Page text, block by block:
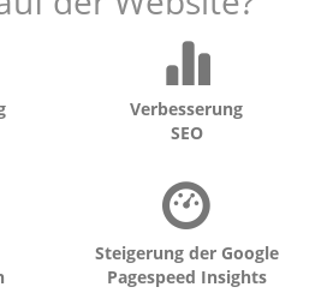
Verbesserung
SEO
Steigerung der Google
Pagespeed Insights